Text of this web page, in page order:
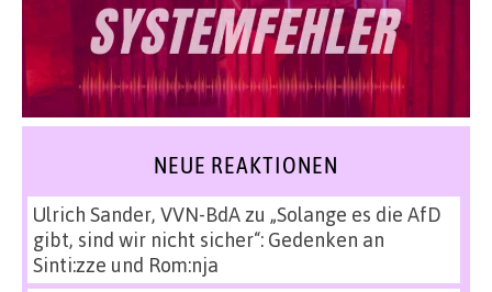
NEUE REAKTIONEN
Ulrich Sander, VVN-BdAzu „Solange es die AfD
gibt, sind wir nicht sicher“: Gedenken an
Sinti:zze und Rom:nja